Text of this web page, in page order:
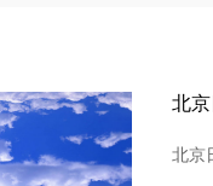
北
北京